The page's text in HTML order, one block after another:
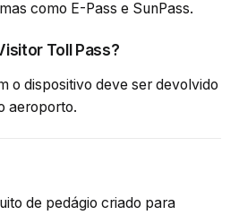
como E-Pass e SunPass.
Toll Pass?
o dispositivo deve ser devolvido
aeroporto.
de pedágio criado para